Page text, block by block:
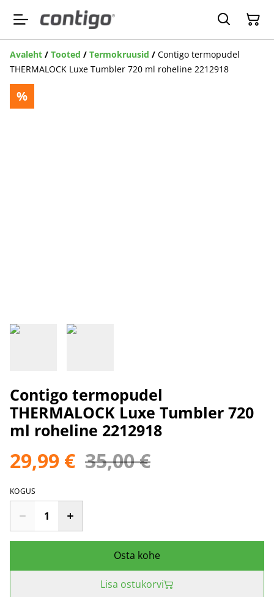
Avaleht / Tooted / Termokruusid / Contigo termopudel
THERMALOCK Luxe Tumbler 720 ml roheline 2212918
%
Contigo termopudel
THERMALOCK Luxe Tumbler 720
ml roheline 2212918
29,99 € 35,00 €
KOGUS
Osta kohe
Lisa ostukorvi